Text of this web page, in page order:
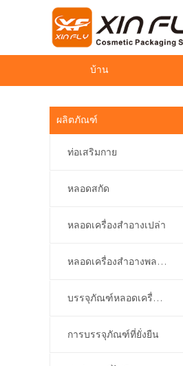
บ้าน
ผลิตภัณฑ์
ท่อเสริมกาย
หลอดสกัด
หลอดเครื่องสำอางเปล่า
หลอดเครื่องสำอางพลาสติก
บรรจุภัณฑ์หลอดเครื่องสำอาง
การบรรจุภัณฑ์ที่ยั่งยืน